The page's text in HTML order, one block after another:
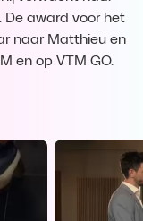
De award voor het
naar Matthieu en
en op VTM GO.